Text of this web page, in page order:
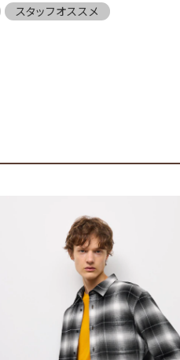
スタッフオススメ